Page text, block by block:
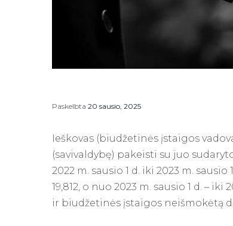
Paskelbta 20 sausio, 2025
Ieškovas (biudžetinės įstaigos
(savivaldybę) pakeisti su juo
2022 m. sausio 1 d. iki 2023 m.
19,812, o nuo 2023 m. sausio 1 d. –
ir biudžetinės įstaigos neišmokėtą